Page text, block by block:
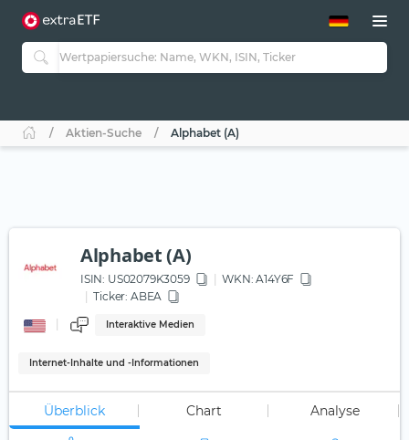
ETF-Guide 2.0
Guide Aktive ETFs
ETF-Sparpläne
Aktien-Suche Alphabet (A)
Alphabet (A)
ISIN: US02079K3059 WKN: A14Y6F
Ticker: ABEA
Interaktive Medien
Internet-Inhalte und -Informationen
Überblick Chart Analyse